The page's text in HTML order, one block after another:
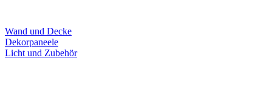
Wand und Decke
Dekorpaneele
Licht und Zubehör